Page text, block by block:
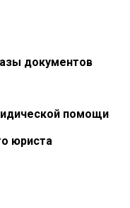
документов
помощи
юриста